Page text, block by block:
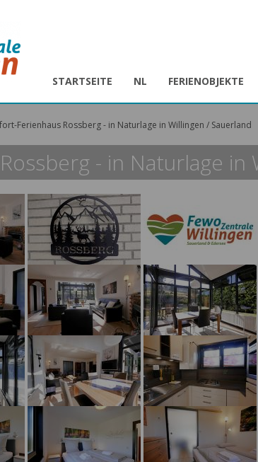
STARTSEITE NL FERIENOBJEKTE
Ferienhaus Rossberg - in Naturlage in Willingen / Sauerland
- in Naturlage in